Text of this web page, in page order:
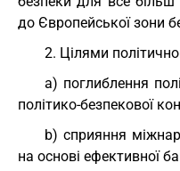
до Європейської зони
2. Цілями
a) поглиблення
політико-безпекової
b) сприяння
на основі ефективної